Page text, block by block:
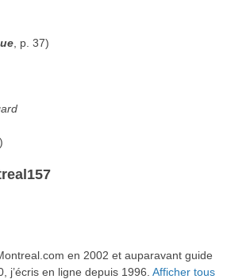
, p. 37)
en 2002 et auparavant guide
j’écris en ligne depuis 1996. Afficher tous